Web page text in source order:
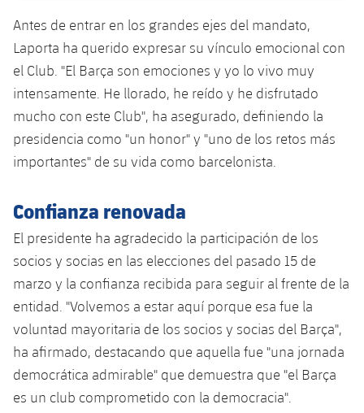
Clasificaciones
Jugadors
Fotos
Palmarés
Jugadores
Clasificaciones
Cadete
Infantil
Alevín
plusicon
más
Actualidad
Calendario
Entradas
Clasificaciones
Jugadores
Fotos
Historia
Palmarés
Barça Atlètic
plusicon
más
Actualidad
Calendario
Resultados
Jugadores
Clasificaciones
plusicon
más
Actualidad
Barça C
Junior
Juvenil
Infantil
Alevín
Campus Verano
Información general
plusicon
más
Noticias
Atletismo
plusicon
más
Actualidad
Masculino
Baloncesto en silla de ruedas
plusicon
más
Actualidad
Hockey sobre hielo
plusicon
más
Antes de entrar en los grandes ejes del mandato,
Laporta ha querido expresar su vínculo emocional con
el Club. "El Barça son emociones y yo lo vivo muy
intensamente. He llorado, he reído y he disfrutado
mucho con este Club", ha asegurado, definiendo la
presidencia como "un honor" y "uno de los retos más
importantes" de su vida como barcelonista.
Confianza renovada
El presidente ha agradecido la participación de los
socios y socias en las elecciones del pasado 15 de
marzo y la confianza recibida para seguir al frente de la
entidad. "Volvemos a estar aquí porque esa fue la
voluntad mayoritaria de los socios y socias del Barça",
ha afirmado, destacando que aquella fue "una jornada
democrática admirable" que demuestra que "el Barça
es un club comprometido con la democracia".